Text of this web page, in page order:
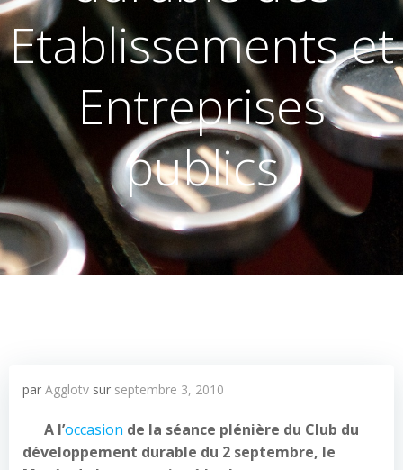
Etablissements et
Entreprises
publics
par Agglotv sur septembre 3, 2010
A l’occasion de la séance plénière du Club du
développement durable du 2 septembre, le